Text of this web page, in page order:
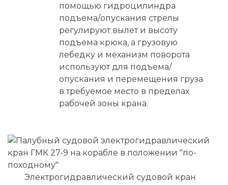
помощью гидроцилиндра
подъема/опускания стрелы
регулируют вылет и высоту
подъема крюка, а грузовую
лебедку и механизм поворота
используют для подъема/
опускания и перемещения груза
в требуемое место в пределах
рабочей зоны крана.
Электрогидравлический судовой кран